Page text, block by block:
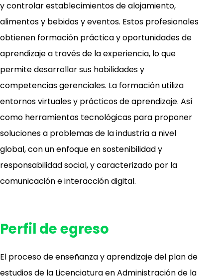
EGS0043
ESTUDIOS SOCIALES DE MÉXICO
ocultar
EGM0043
REDESCUBRIENDO LAS
MATEMÁTICAS: ENTRE JUEGO Y
ARTEocultar
ocultar
ocultar
y controlar establecimientos de alojamiento,
alimentos y bebidas y eventos. Estos profesionales
obtienen formación práctica y oportunidades de
aprendizaje a través de la experiencia, lo que
permite desarrollar sus habilidades y
competencias gerenciales. La formación utiliza
entornos virtuales y prácticos de aprendizaje. Así
como herramientas tecnológicas para proponer
soluciones a problemas de la industria a nivel
global, con un enfoque en sostenibilidad y
responsabilidad social, y caracterizado por la
comunicación e interacción digital.
Perfil de egreso
El proceso de enseñanza y aprendizaje del plan de
estudios de la Licenciatura en Administración de la